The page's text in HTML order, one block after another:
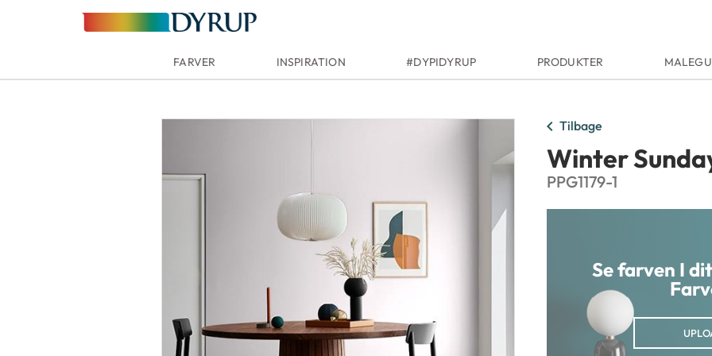
FARVER INSPIRATION #DYPIDYRUP PRODUKTER
chevron_left Tilbage
Winter
PPG1179-1
Se farven I